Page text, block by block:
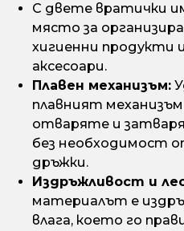
С двете вратички
място за
хигиенни продукти
аксесоари.
Плавен механизъм:
плавният механизъм
отваряте и
без необходимост
дръжки.
Издръжливост и
материалът е
влага, което го